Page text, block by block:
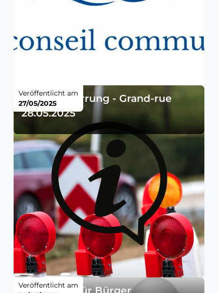
Straßensperrung - Grand-rue
28.05.2025
Veröffentlicht am
27/05/2025
Sitzungen für Bürger
Veröffentlicht am